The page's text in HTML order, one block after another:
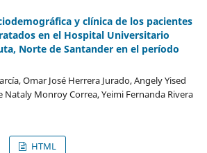
y clínica de los pacientes
en el Hospital Universitario
Norte de Santander en el período
Omar José Herrera Jurado, Angely Yised
Nataly Monroy Correa, Yeimi Fernanda Rivera
HTML